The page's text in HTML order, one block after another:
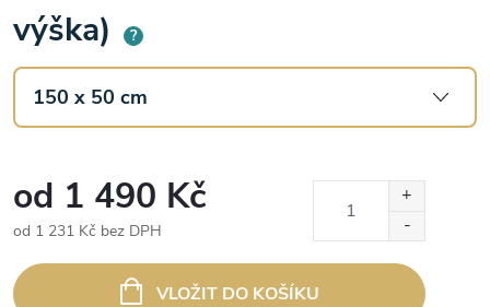
výška)
?
od 1 490 Kč
od 1 231 Kč bez DPH
cena:
VLOŽIT DO KOŠÍKU